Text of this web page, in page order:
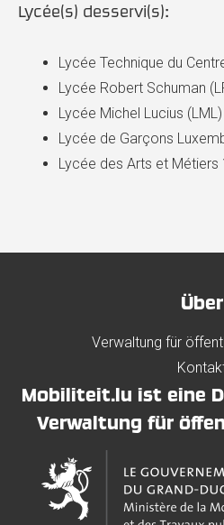
Lycée(s) desservi(s):
Lycée Technique du
Lycée Robert Schuman
Lycée Michel Lucius (LML)
Lycée de Garçons
Lycée des Arts et Métiers
Über
Verwaltung für
Mobiliteit.lu ist eine
Verwaltung für